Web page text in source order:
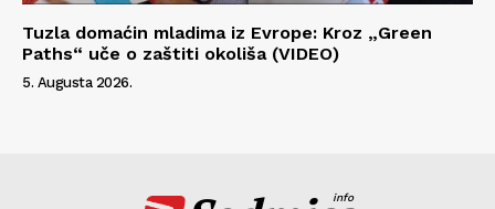
Tuzla domaćin mladima iz Evrope: Kroz „Green
Paths“ uče o zaštiti okoliša (VIDEO)
5. Augusta 2026.
info